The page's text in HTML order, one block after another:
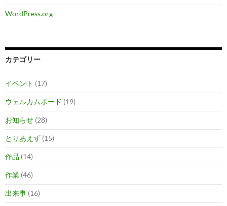
WordPress.org
カテゴリー
イベント (17)
ウェルカムボード (19)
お知らせ (28)
とりあえず (15)
作品 (14)
作業 (46)
出来事 (16)